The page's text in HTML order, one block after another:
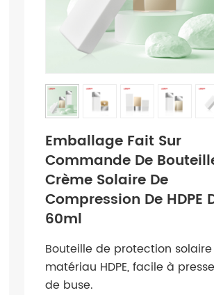
Emballage Fait Sur
Commande De
Crème Solaire De
Compression De HDPE
60ml
Bouteille de protection
matériau HDPE, facile à
de buse.